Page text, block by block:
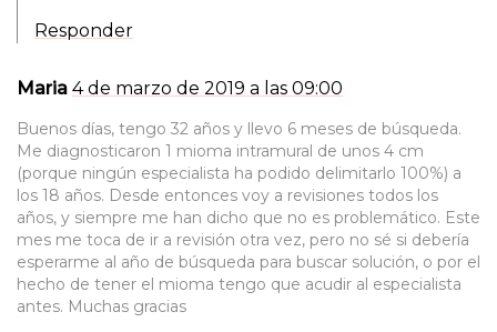
Responder
Maria 4 de marzo de 2019 a las 09:00
Buenos días, tengo 32 años y llevo 6 meses de búsqueda.
Me diagnosticaron 1 mioma intramural de unos 4 cm
(porque ningún especialista ha podido delimitarlo 100%) a
los 18 años. Desde entonces voy a revisiones todos los
años, y siempre me han dicho que no es problemático. Este
mes me toca de ir a revisión otra vez, pero no sé si debería
esperarme al año de búsqueda para buscar solución, o por el
hecho de tener el mioma tengo que acudir al especialista
antes. Muchas gracias